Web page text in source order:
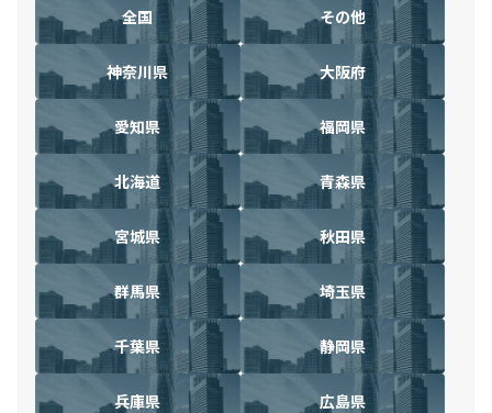
全国 その他
神奈川県 大阪府
愛知県 福岡県
北海道 青森県
宮城県 秋田県
群馬県 埼玉県
千葉県 静岡県
兵庫県 広島県